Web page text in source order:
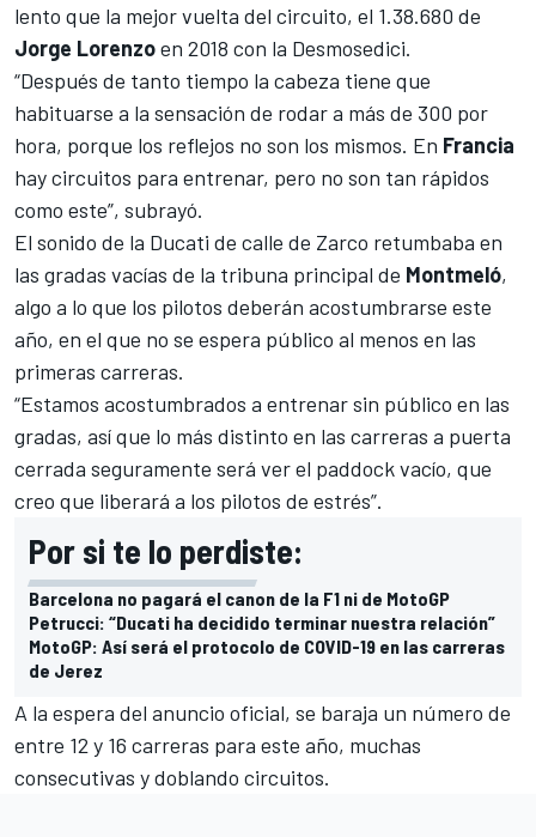
lento que la mejor vuelta del circuito, el 1.38.680 de
Jorge Lorenzoen 2018 con la Desmosedici.
“Después de tanto tiempo la cabeza tiene que
habituarse a la sensación de rodar a más de 300 por
hora, porque los reflejos no son los mismos. En Francia
hay circuitos para entrenar, pero no son tan rápidos
como este”, subrayó.
El sonido de la Ducati de calle de Zarco retumbaba en
las gradas vacías de la tribuna principal de Montmeló,
algo a lo que los pilotos deberán acostumbrarse este
año, en el que no se espera público al menos en las
primeras carreras.
“Estamos acostumbrados a entrenar sin público en las
gradas, así que lo más distinto en las carreras a puerta
cerrada seguramente será ver el paddock vacío, que
creo que liberará a los pilotos de estrés”.
Por si te lo perdiste:
Barcelona no pagará el canon de la F1 ni de MotoGP
Petrucci: “Ducati ha decidido terminar nuestra relación”
MotoGP: Así será el protocolo de COVID-19 en las carreras
de Jerez
A la espera del anuncio oficial, se baraja un número de
entre 12 y 16 carreras para este año, muchas
consecutivas y doblando circuitos.